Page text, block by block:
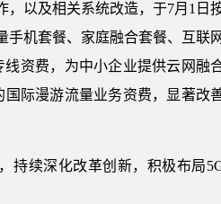
，以及相关系统改造，于7月1日
手机套餐、家庭融合套餐、互联
资费，为中小企业提供云网融
际漫游流量业务资费，显著改
持续深化改革创新，积极布局